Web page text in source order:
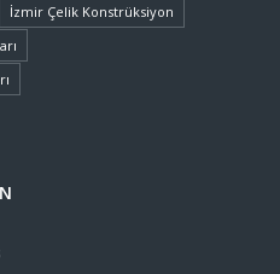
İzmir Çelik Konstrüksiyon